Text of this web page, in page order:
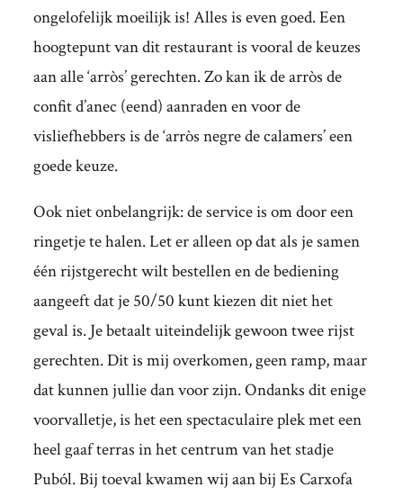
ongelofelijk moeilijk is! Alles is even goed. Een
hoogtepunt van dit restaurant is vooral de keuzes
aan alle ‘arròs’ gerechten. Zo kan ik de arròs de
confit d’anec (eend) aanraden en voor de
visliefhebbers is de ‘arròs negre de calamers’ een
goede keuze.
Ook niet onbelangrijk: de service is om door een
ringetje te halen. Let er alleen op dat als je samen
één rijstgerecht wilt bestellen en de bediening
aangeeft dat je 50/50 kunt kiezen dit niet het
geval is. Je betaalt uiteindelijk gewoon twee rijst
gerechten. Dit is mij overkomen, geen ramp, maar
dat kunnen jullie dan voor zijn. Ondanks dit enige
voorvalletje, is het een spectaculaire plek met een
heel gaaf terras in het centrum van het stadje
Puból. Bij toeval kwamen wij aan bij Es Carxofa